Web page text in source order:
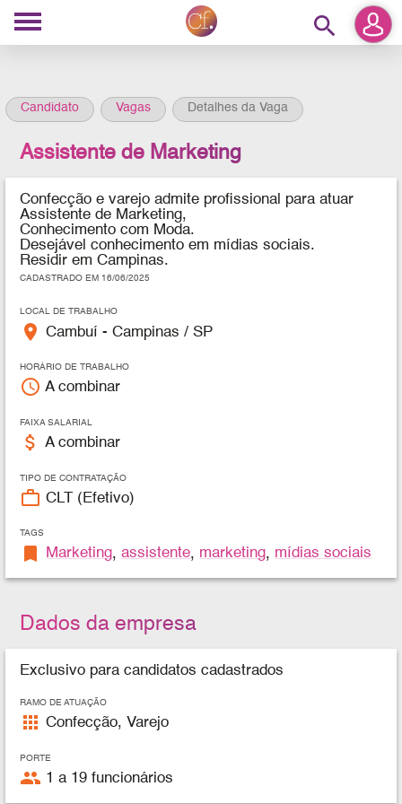
search
Candidato Vagas Detalhes da Vaga
Assistente de Marketing
Confecção e varejo admite profissional para atuar
Assistente de Marketing,
Conhecimento com Moda.
Desejável conhecimento em mídias sociais.
Residir em Campinas.
CADASTRADO EM 16/06/2025
LOCAL DE TRABALHO
place Cambuí - Campinas / SP
HORÁRIO DE TRABALHO
access_time A combinar
FAIXA SALARIAL
attach_money A combinar
TIPO DE CONTRATAÇÃO
work_outline CLT (Efetivo)
TAGS
bookmark Marketing,assistente, marketing, mídias sociais
Dados da empresa
Exclusivo para candidatos cadastrados
RAMO DE ATUAÇÃO
apps Confecção, Varejo
PORTE
people 1 a 19 funcionários